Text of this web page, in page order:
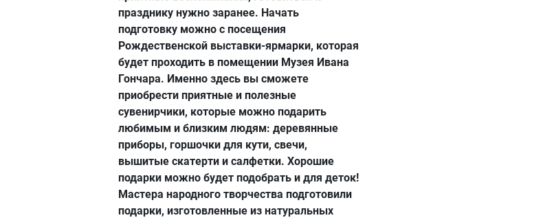
празднику нужно заранее. Начать
подготовку можно с посещения
Рождественской выставки-ярмарки, которая
будет проходить в помещении Музея Ивана
Гончара. Именно здесь вы сможете
приобрести приятные и полезные
сувенирчики, которые можно подарить
любимым и близким людям: деревянные
приборы, горшочки для кути, свечи,
вышитые скатерти и салфетки. Хорошие
подарки можно будет подобрать и для деток!
Мастера народного творчества подготовили
подарки, изготовленные из натуральных